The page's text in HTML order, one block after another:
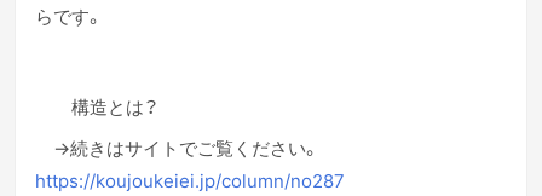
らです。
構造とは？
→続きはサイトでご覧ください。
https://koujoukeiei.jp/column/no287